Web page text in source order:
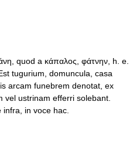
quod a κάπαλος, φάτνην, h. e.
tugurium, domuncula, casa
arcam funebrem denotat, ex
vel ustrinam efferri solebant.
infra, in voce hac.